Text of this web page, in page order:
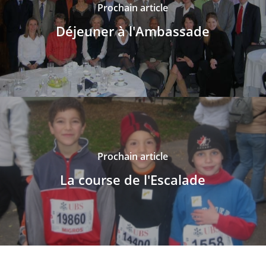
Prochain article
Déjeuner à l'Ambassade
Prochain article
La course de l'Escalade